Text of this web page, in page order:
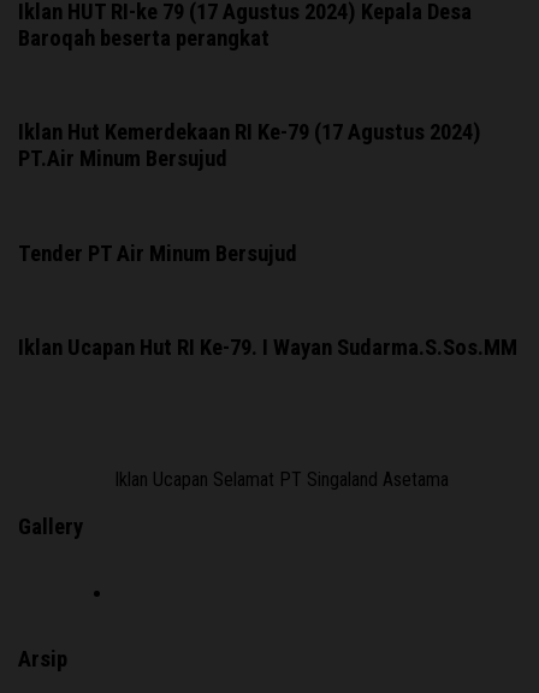
Iklan HUT RI-ke 79 (17 Agustus 2024) Kepala Desa
Baroqah beserta perangkat
Iklan Hut Kemerdekaan RI Ke-79 (17 Agustus 2024)
PT.Air Minum Bersujud
Tender PT Air Minum Bersujud
Iklan Ucapan Hut RI Ke-79. I Wayan Sudarma.S.Sos.MM
Iklan Ucapan Selamat PT Singaland Asetama
Gallery
Arsip